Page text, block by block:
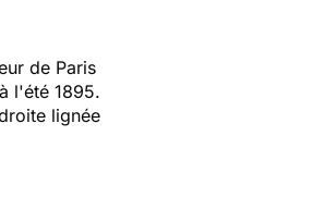
de Paris
l'été 1895.
lignée